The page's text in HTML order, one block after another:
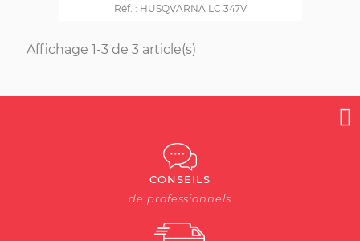
Réf. : HUSQVARNA LC 347V
Affichage 1-3 de 3 article(s)
CONSEILS
de professionnels